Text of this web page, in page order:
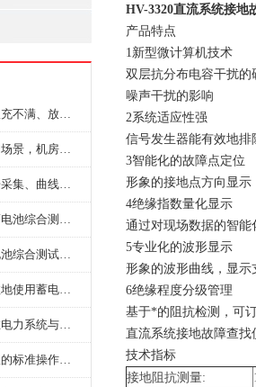
蓄电池整组充放电活化仪充不满、放不完怎么办？
蓄电池充放检一体机适用场景，机房基站变电站铅酸蓄电池维护检测应用
蓄电池充放检一体机数据采集、曲线分析与电池健康状态智能评估功能详解
蓄电池故障快速诊断：蓄电池综合测试仪判断落后电池的方法与标准
符合电力检测标准：蓄电池综合测试仪测试规范与精度校准方法详解
操作指南：如何安全高效地使用蓄电池智能活化仪？
蓄电池充放检一体机：在电力系统与储能设备中的创新应用，确保蓄电池性能与可靠性
蓄电池整组充放电活化仪的标准操作流程：从接线设置到充放电参数设定的安全规范
HV-3320直流系统接地
产品特点
1新型微计算机技术
双层抗分布电容干扰
噪声干扰的影响
2系统适应性强
信号发生器能有效地
3智能化的故障点定位
形象的接地点方向显
4绝缘指数量化显示
通过对现场数据的智
5专业化的波形显示
形象的波形曲线，显
6绝缘程度分级管理
基于*的阻抗检测，可
直流系统接地故障查找
技术指标
接地阻抗测量: